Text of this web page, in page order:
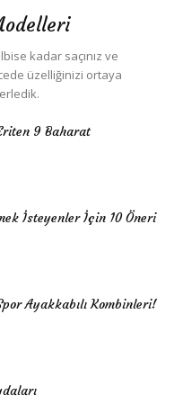
kadar saçınız ve
üzelliğinizi ortaya
9 Baharat
İsteyenler İçin 10 Öneri
Ayakkabılı Kombinleri!